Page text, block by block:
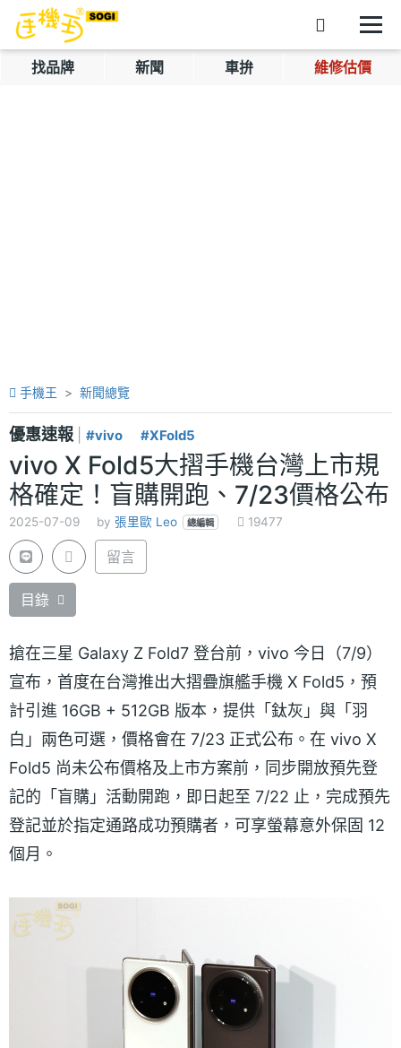
找品牌 新聞 車拚 維修估價
手機王 新聞總覽
優惠速報 #vivo #XFold5
vivo X Fold5大摺手機台灣上市規
格確定！盲購開跑、7/23價格公布
2025-07-09 by 張里歐 Leo 總編輯 19477
留言
目錄
搶在三星 Galaxy Z Fold7 登台前，vivo 今日（7/9）
宣布，首度在台灣推出大摺疊旗艦手機 X Fold5，預
計引進 16GB + 512GB 版本，提供「鈦灰」與「羽
白」兩色可選，價格會在 7/23 正式公布。在 vivo X
Fold5 尚未公布價格及上市方案前，同步開放預先登
記的「盲購」活動開跑，即日起至 7/22 止，完成預先
登記並於指定通路成功預購者，可享螢幕意外保固 12
個月。